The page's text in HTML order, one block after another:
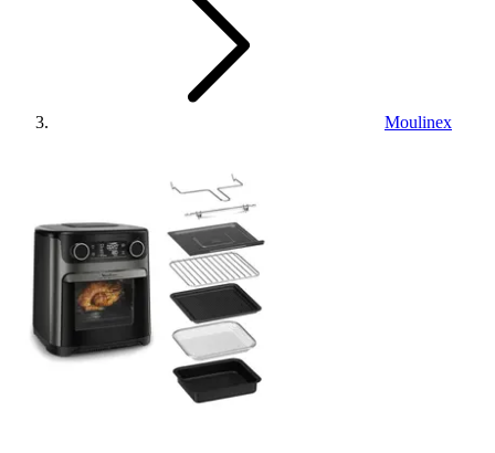
Moulinex